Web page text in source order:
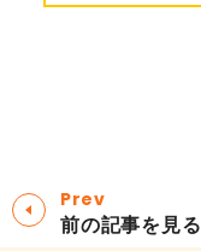
Prev
前の記事を見る